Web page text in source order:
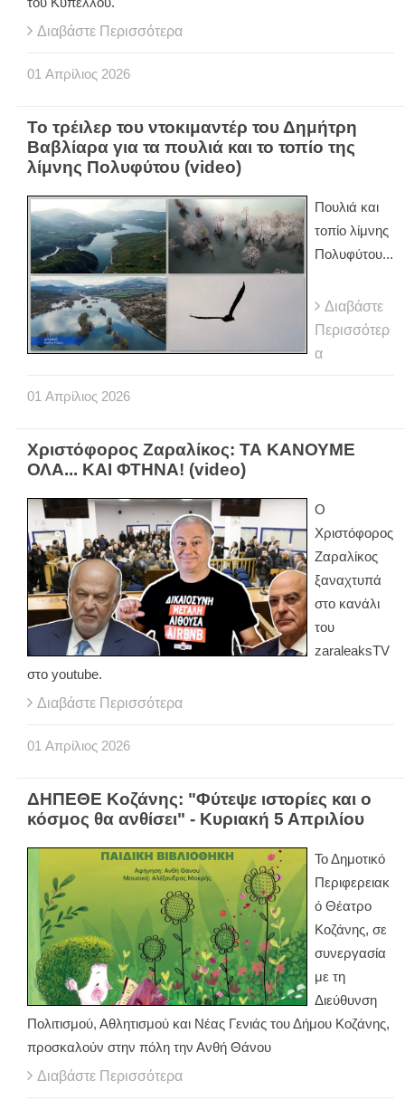
Διαβάστε Περισσότερα
01 Απρίλιος 2026
Το τρέιλερ του ντοκιμαντέρ του Δημήτρη
Βαβλίαρα για τα πουλιά και το τοπίο της
λίμνης Πολυφύτου (video)
Πουλιά και
τοπίο λίμνης
Πολυφύτου...
Διαβάστε
Περισσότερ
α
01 Απρίλιος 2026
Χριστόφορος Ζαραλίκος: ΤΑ ΚΑΝΟΥΜΕ
ΟΛΑ... ΚΑΙ ΦΤΗΝΑ! (video)
Ο
Χριστόφορος
Ζαραλίκος
ξαναχτυπά
στο κανάλι
του
zaraleaksTV
στο youtube.
Διαβάστε Περισσότερα
01 Απρίλιος 2026
ΔΗΠΕΘΕ Κοζάνης: "Φύτεψε ιστορίες και ο
κόσμος θα ανθίσει" - Κυριακή 5 Απριλίου
Το Δημοτικό
Περιφερειακ
ό Θέατρο
Κοζάνης, σε
συνεργασία
με τη
Διεύθυνση
Πολιτισμού, Αθλητισμού και Νέας Γενιάς του Δήμου Κοζάνης,
προσκαλούν στην πόλη την Ανθή Θάνου
Διαβάστε Περισσότερα